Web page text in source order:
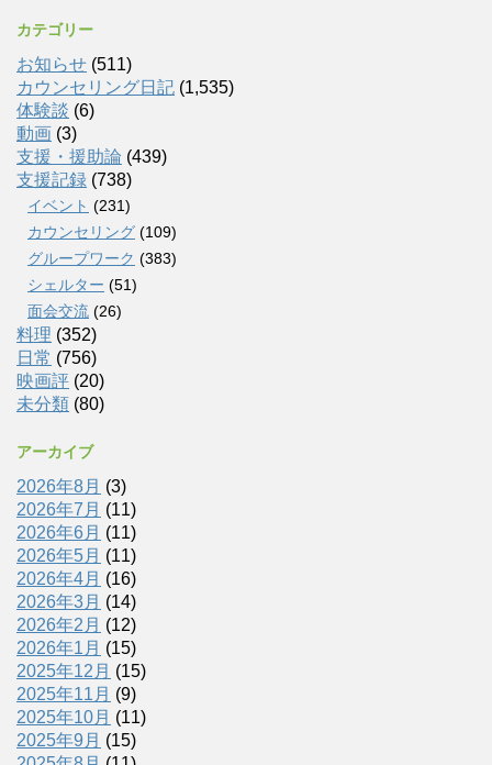
カテゴリー
お知らせ (511)
カウンセリング日記 (1,535)
体験談 (6)
動画 (3)
支援・援助論 (439)
支援記録 (738)
イベント (231)
カウンセリング (109)
グループワーク (383)
シェルター (51)
面会交流 (26)
料理 (352)
日常 (756)
映画評 (20)
未分類 (80)
アーカイブ
2026年8月 (3)
2026年7月 (11)
2026年6月 (11)
2026年5月 (11)
2026年4月 (16)
2026年3月 (14)
2026年2月 (12)
2026年1月 (15)
2025年12月 (15)
2025年11月 (9)
2025年10月 (11)
2025年9月 (15)